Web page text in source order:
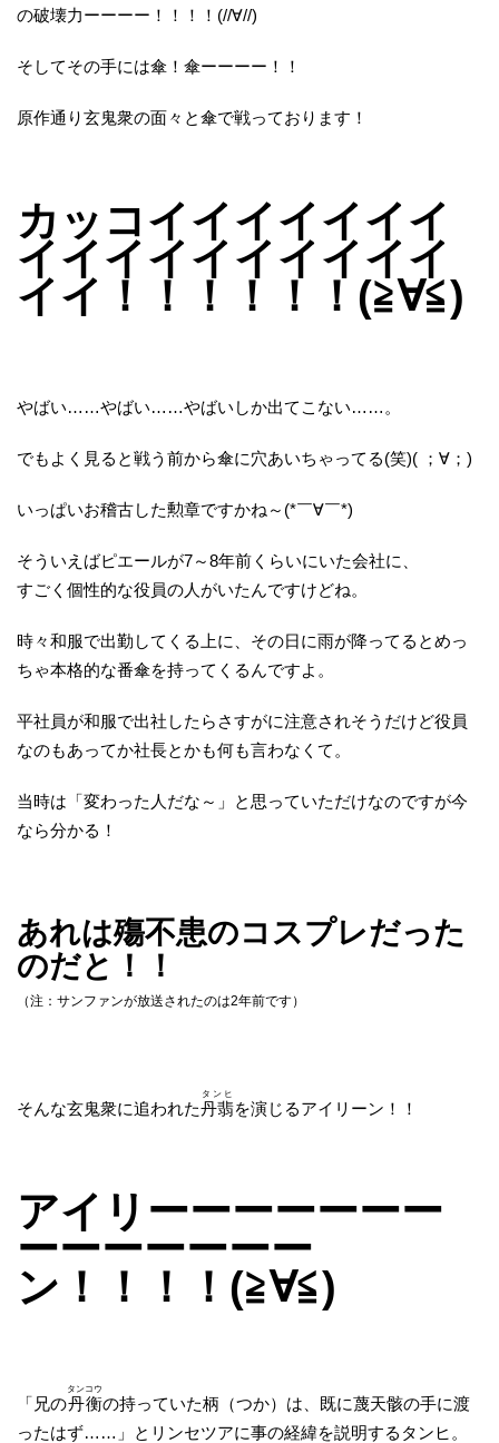
の破壊力ーーーー！！！！(//∀//)
そしてその手には傘！傘ーーーー！！
原作通り玄鬼衆の面々と傘で戦っております！
カッコイイイイイイイ
イイイイイイイイイイ
イイ！！！！！！(≧∀≦)
やばい……やばい……やばいしか出てこない……。
でもよく見ると戦う前から傘に穴あいちゃってる(笑)( ；∀；)
いっぱいお稽古した勲章ですかね～(*￣∀￣*)
そういえばピエールが7～8年前くらいにいた会社に、
すごく個性的な役員の人がいたんですけどね。
時々和服で出勤してくる上に、その日に雨が降ってるとめっ
ちゃ本格的な番傘を持ってくるんですよ。
平社員が和服で出社したらさすがに注意されそうだけど役員
なのもあってか社長とかも何も言わなくて。
当時は「変わった人だな～」と思っていただけなのですが今
なら分かる！
あれは殤不患のコスプレだった
のだと！！
（注：サンファンが放送されたのは2年前です）
そんな玄鬼衆に追われた丹翡
タンヒ
を演じるアイリーン！！
アイリーーーーーーー
ーーーーーーー
ン！！！！(≧∀≦)
「兄の丹衡
タンコウ
の持っていた柄（つか）は、既に蔑天骸の手に渡
ったはず……」とリンセツアに事の経緯を説明するタンヒ。